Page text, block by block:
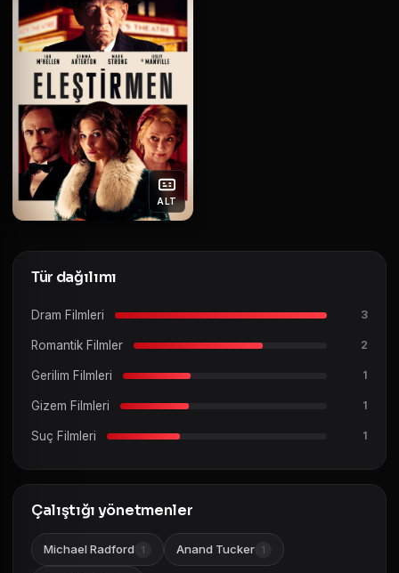
ALT
Tür dağılımı
Dram Filmleri 3
Romantik Filmler 2
Gerilim Filmleri 1
Gizem Filmleri 1
Suç Filmleri 1
Çalıştığı yönetmenler
Michael Radford 1 Anand Tucker 1